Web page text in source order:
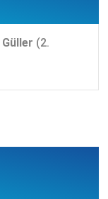
(2.